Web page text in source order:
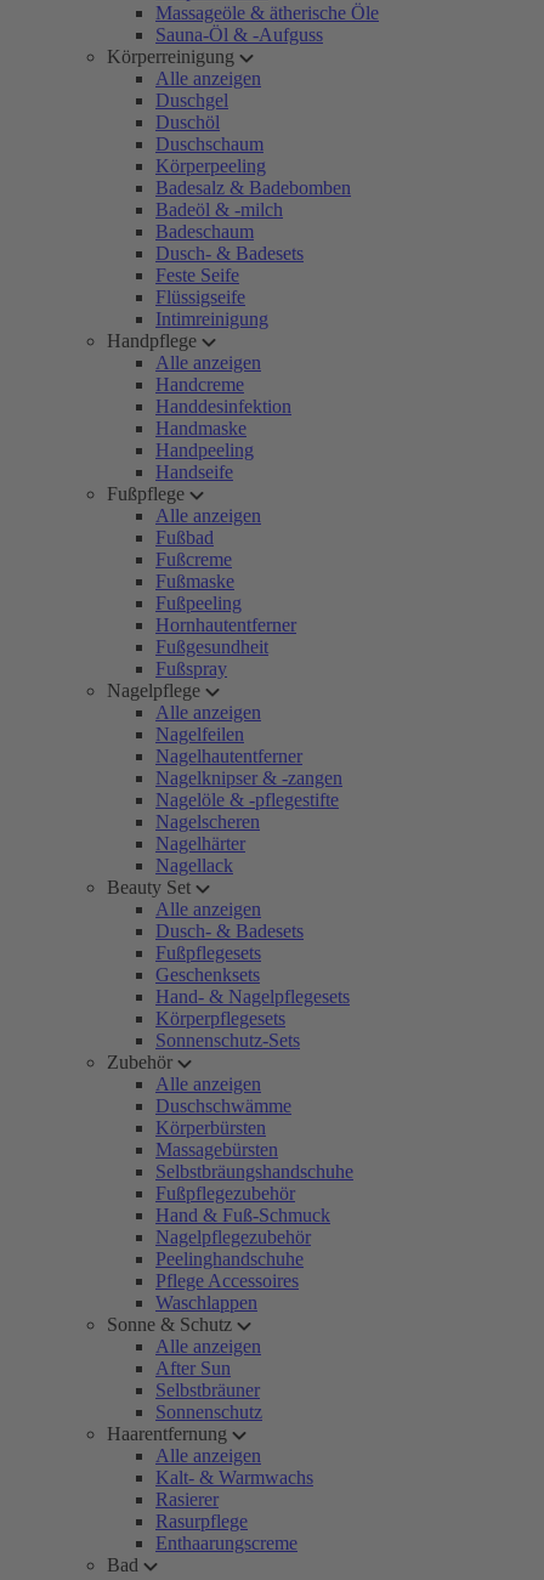
Massageöle & ätherische Öle
Sauna-Öl & -Aufguss
Körperreinigung
Alle anzeigen
Duschgel
Duschöl
Duschschaum
Körperpeeling
Badesalz & Badebomben
Badeöl & -milch
Badeschaum
Dusch- & Badesets
Feste Seife
Flüssigseife
Intimreinigung
Handpflege
Alle anzeigen
Handcreme
Handdesinfektion
Handmaske
Handpeeling
Handseife
Fußpflege
Alle anzeigen
Fußbad
Fußcreme
Fußmaske
Fußpeeling
Hornhautentferner
Fußgesundheit
Fußspray
Nagelpflege
Alle anzeigen
Nagelfeilen
Nagelhautentferner
Nagelknipser & -zangen
Nagelöle & -pflegestifte
Nagelscheren
Nagelhärter
Nagellack
Beauty Set
Alle anzeigen
Dusch- & Badesets
Fußpflegesets
Geschenksets
Hand- & Nagelpflegesets
Körperpflegesets
Sonnenschutz-Sets
Zubehör
Alle anzeigen
Duschschwämme
Körperbürsten
Massagebürsten
Selbstbräungshandschuhe
Fußpflegezubehör
Hand & Fuß-Schmuck
Nagelpflegezubehör
Peelinghandschuhe
Pflege Accessoires
Waschlappen
Sonne & Schutz
Alle anzeigen
After Sun
Selbstbräuner
Sonnenschutz
Haarentfernung
Alle anzeigen
Kalt- & Warmwachs
Rasierer
Rasurpflege
Enthaarungscreme
Bad